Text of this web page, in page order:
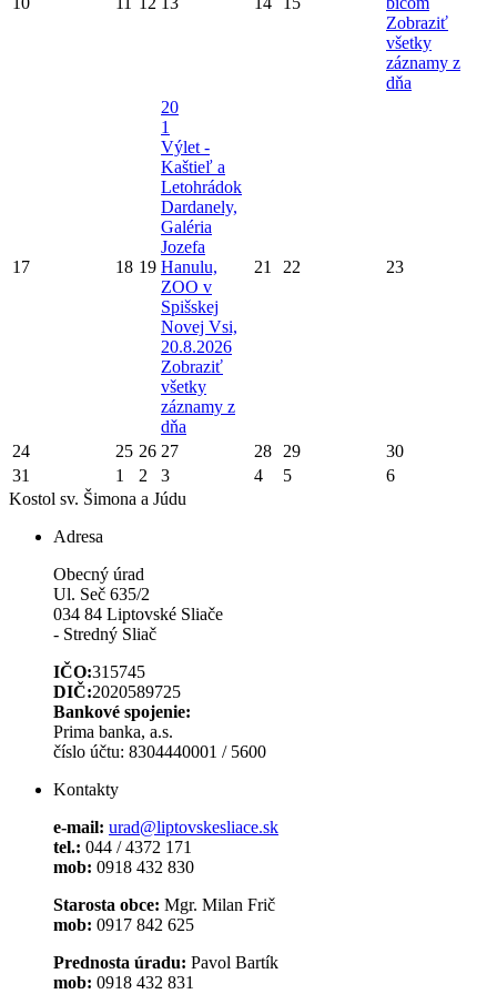
Zobraziť
všetky
záznamy z
dňa
17 18 19
20
1
Výlet -
Kaštieľ a
Letohrádok
Dardanely,
Galéria
Jozefa
Hanulu,
ZOO v
Spišskej
Novej Vsi,
20.8.2026
Zobraziť
všetky
záznamy z
dňa
21 22 23
24 25 26 27 28 29
30
31
1 2 3 4 5
6
Kostol sv. Šimona a Júdu
Adresa
Obecný úrad
Ul. Seč 635/2
034 84 Liptovské Sliače
- Stredný Sliač
IČO:315745
DIČ:2020589725
Bankové spojenie:
Prima banka, a.s.
číslo účtu: 8304440001 / 5600
Kontakty
e-mail: urad@liptovskesliace.sk
tel.: 044 / 4372 171
mob: 0918 432 830
Starosta obce: Mgr. Milan Frič
mob: 0917 842 625
Prednosta úradu: Pavol Bartík
mob: 0918 432 831